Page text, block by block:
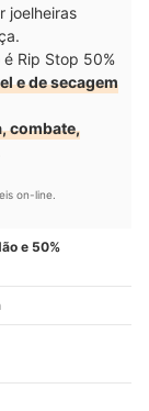
joelheiras
Rip Stop 50%
e de secagem
combate,
on-line.
e 50%